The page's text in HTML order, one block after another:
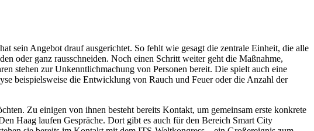
sein Angebot drauf ausgerichtet. So fehlt wie gesagt die zentrale Einheit, die alle
oder ganz rausschneiden. Noch einen Schritt weiter geht die Maßnahme,
stehen zur Unkenntlichmachung von Personen bereit. Die spielt auch eine
beispielsweise die Entwicklung von Rauch und Feuer oder die Anzahl der
Zu einigen von ihnen besteht bereits Kontakt, um gemeinsam erste konkrete
Haag laufen Gespräche. Dort gibt es auch für den Bereich Smart City